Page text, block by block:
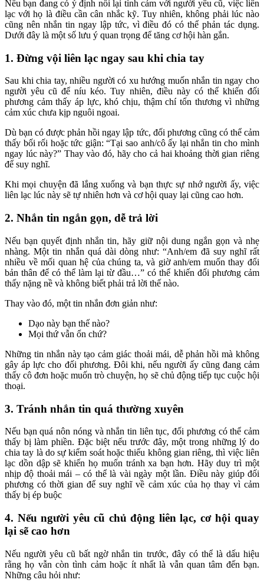
Nếu bạn đang có ý định nối lại tình cảm với người yêu cũ, việc liên
lạc với họ là điều cần cân nhắc kỹ. Tuy nhiên, không phải lúc nào
cũng nên nhắn tin ngay lập tức, vì điều đó có thể phản tác dụng.
Dưới đây là một số lưu ý quan trọng để tăng cơ hội hàn gắn.
1. Đừng vội liên lạc ngay sau khi chia tay
Sau khi chia tay, nhiều người có xu hướng muốn nhắn tin ngay cho
người yêu cũ để níu kéo. Tuy nhiên, điều này có thể khiến đối
phương cảm thấy áp lực, khó chịu, thậm chí tổn thương vì những
cảm xúc chưa kịp nguôi ngoai.
Dù bạn có được phản hồi ngay lập tức, đối phương cũng có thể cảm
thấy bối rối hoặc tức giận: “Tại sao anh/cô ấy lại nhắn tin cho mình
ngay lúc này?” Thay vào đó, hãy cho cả hai khoảng thời gian riêng
để suy nghĩ.
Khi mọi chuyện đã lắng xuống và bạn thực sự nhớ người ấy, việc
liên lạc lúc này sẽ tự nhiên hơn và cơ hội quay lại cũng cao hơn.
2. Nhắn tin ngắn gọn, dễ trả lời
Nếu bạn quyết định nhắn tin, hãy giữ nội dung ngắn gọn và nhẹ
nhàng. Một tin nhắn quá dài dòng như: “Anh/em đã suy nghĩ rất
nhiều về mối quan hệ của chúng ta, và giờ anh/em muốn thay đổi
bản thân để có thể làm lại từ đầu…” có thể khiến đối phương cảm
thấy nặng nề và không biết phải trả lời thế nào.
Thay vào đó, một tin nhắn đơn giản như:
Dạo này bạn thế nào?
Mọi thứ vẫn ổn chứ?
Những tin nhắn này tạo cảm giác thoải mái, dễ phản hồi mà không
gây áp lực cho đối phương. Đôi khi, nếu người ấy cũng đang cảm
thấy cô đơn hoặc muốn trò chuyện, họ sẽ chủ động tiếp tục cuộc hội
thoại.
3. Tránh nhắn tin quá thường xuyên
Nếu bạn quá nôn nóng và nhắn tin liên tục, đối phương có thể cảm
thấy bị làm phiền. Đặc biệt nếu trước đây, một trong những lý do
chia tay là do sự kiểm soát hoặc thiếu không gian riêng, thì việc liên
lạc dồn dập sẽ khiến họ muốn tránh xa bạn hơn. Hãy duy trì một
nhịp độ thoải mái – có thể là vài ngày một lần. Điều này giúp đối
phương có thời gian để suy nghĩ về cảm xúc của họ thay vì cảm
thấy bị ép buộc
4. Nếu người yêu cũ chủ động liên lạc, cơ hội quay
lại sẽ cao hơn
Nếu người yêu cũ bất ngờ nhắn tin trước, đây có thể là dấu hiệu
rằng họ vẫn còn tình cảm hoặc ít nhất là vẫn quan tâm đến bạn.
Những câu hỏi như: